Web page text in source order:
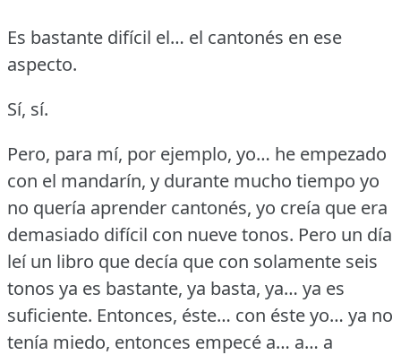
Es bastante difícil el… el cantonés en ese
aspecto.
Sí, sí.
Pero, para mí, por ejemplo, yo… he empezado
con el mandarín, y durante mucho tiempo yo
no quería aprender cantonés, yo creía que era
demasiado difícil con nueve tonos. Pero un día
leí un libro que decía que con solamente seis
tonos ya es bastante, ya basta, ya… ya es
suficiente. Entonces, éste… con éste yo… ya no
tenía miedo, entonces empecé a… a… a